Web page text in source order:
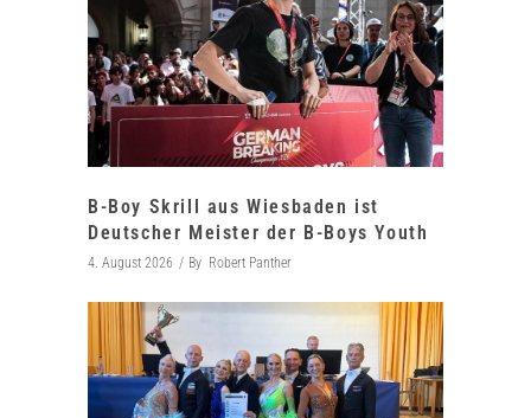
B-Boy Skrill aus Wiesbaden ist
Deutscher Meister der B-Boys Youth
4. August 2026 By Robert Panther